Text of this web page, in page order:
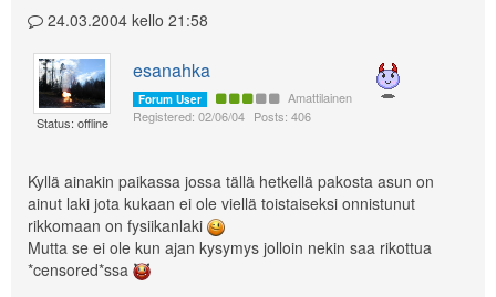
24.03.2004 kello 21:58
Status: offline
esanahka
Forum User
Amattilainen
Registered: 02/06/04 Posts: 406
Kyllä ainakin paikassa jossa tällä hetkellä pakosta asun on
ainut laki jota kukaan ei ole viellä toistaiseksi onnistunut
rikkomaan on fysiikanlaki
Mutta se ei ole kun ajan kysymys jolloin nekin saa rikottua
*censored*ssa